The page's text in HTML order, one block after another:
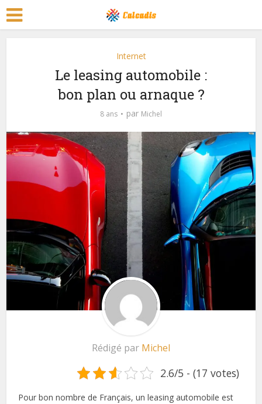
Internet
Le leasing automobile :
bon plan ou arnaque ?
8 ans par Michel
Rédigé par Michel
2.6/5 - (17 votes)
Pour bon nombre de Français, un leasing automobile est